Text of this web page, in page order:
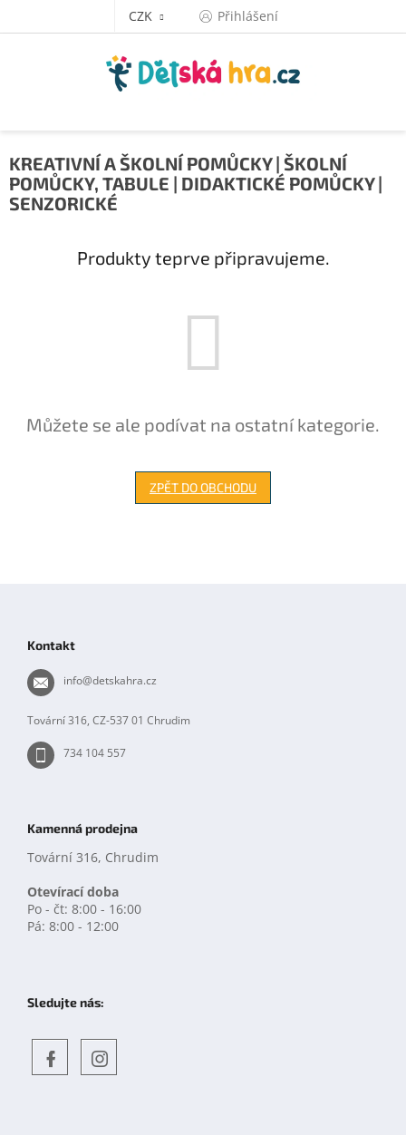
CZK Přihlášení
KREATIVNÍ A ŠKOLNÍ POMŮCKY | ŠKOLNÍ
POMŮCKY, TABULE | DIDAKTICKÉ POMŮCKY |
SENZORICKÉ
Produkty teprve připravujeme.
Můžete se ale podívat na ostatní kategorie.
ZPĚT DO OBCHODU
Kontakt
info@detskahra.cz
Tovární 316, CZ-537 01 Chrudim
734 104 557
Kamenná prodejna
Tovární 316, Chrudim
Otevírací doba
Po - čt: 8:00 - 16:00
Pá: 8:00 - 12:00
Sledujte nás: